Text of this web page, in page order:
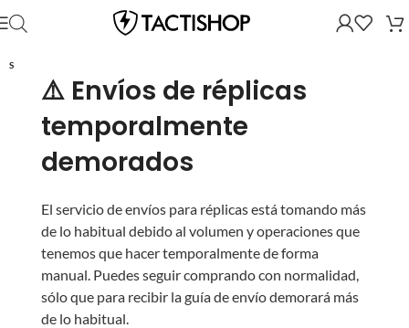
⚠️ Envíos de réplicas
temporalmente
demorados
El servicio de envíos para réplicas está tomando más
de lo habitual debido al volumen y operaciones que
tenemos que hacer temporalmente de forma
manual. Puedes seguir comprando con normalidad,
sólo que para recibir la guía de envío demorará más
de lo habitual.
SOLD OUT